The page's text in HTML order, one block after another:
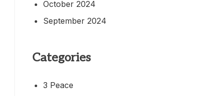
October 2024
September 2024
Categories
3 Peace